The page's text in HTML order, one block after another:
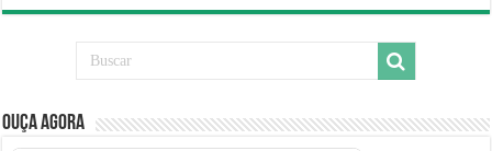
Ouça Agora